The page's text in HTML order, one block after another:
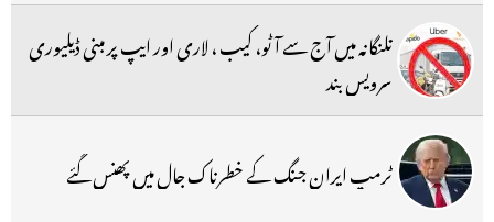
تلنگانہ میں آج سے آٹو، کیب ، لاری اور ایپ پر مبنی ڈیلیوری
سرویس بند
ٹرمپ ایران جنگ کے خطرناک جال میں پھنس گئے